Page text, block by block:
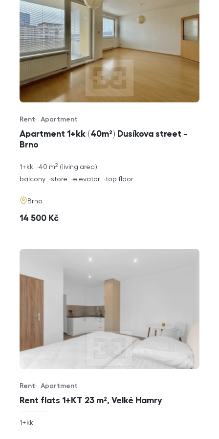
Apartment 1+kk (40m²) Dusíkova street -
Brno
Offer type
Rent
Property type
Apartment
rozměry
1+kk living area
40 m2
funkce
balcony store elevator top floor
adresa
Brno
cena
14 500 Kč
Rent flats 1+KT 23 m², Velké Hamry
Offer type
Rent
Property type
Apartment
rozměry
1+kk